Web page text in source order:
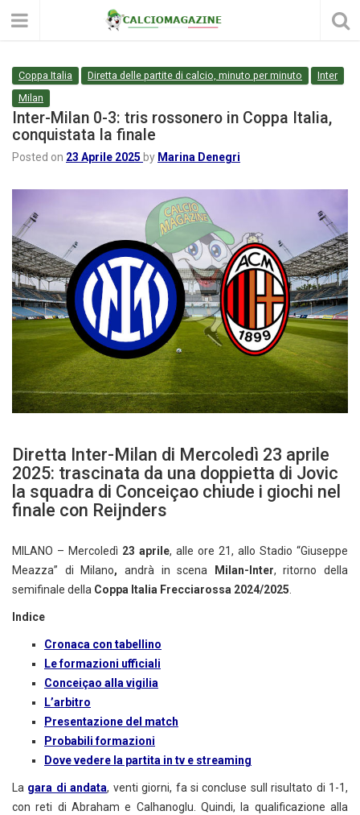
Coppa Italia Diretta delle partite di calcio, minuto per minuto
Inter
Milan
Inter-Milan 0-3: tris rossonero in Coppa Italia,
conquistata la finale
Posted on 23 Aprile 2025 by Marina Denegri
Diretta Inter-Milan di Mercoledì 23 aprile
2025: trascinata da una doppietta di Jovic
la squadra di Conceiçao chiude i giochi nel
finale con Reijnders
MILANO – Mercoledì 23 aprile, alle ore 21, allo Stadio “Giuseppe
Meazza” di Milano, andrà in scena Milan-Inter, ritorno della
semifinale della Coppa Italia Frecciarossa 2024/2025.
Indice
Cronaca con tabellino
Le formazioni ufficiali
Conceiçao alla vigilia
L’arbitro
Presentazione del match
Probabili formazioni
Dove vedere la partita in tv e streaming
La gara di andata, venti giorni, fa si concluse sull risultato di 1-1,
con reti di Abraham e Calhanoglu. Quindi, la qualificazione alla